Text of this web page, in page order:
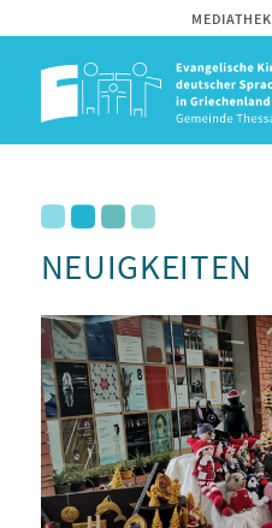
MEDIATHEK
NEUIGKEITEN